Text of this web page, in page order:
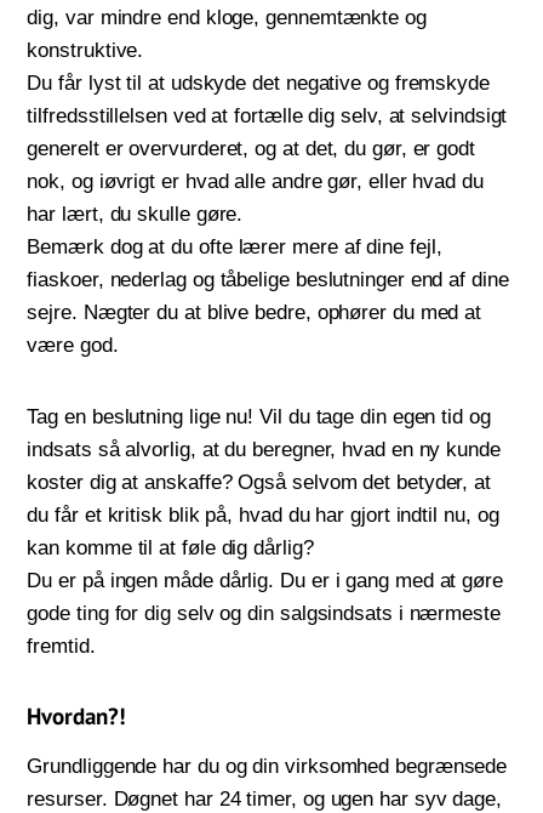
dig, var mindre end kloge, gennemtænkte og
konstruktive.
Du får lyst til at udskyde det negative og fremskyde
tilfredsstillelsen ved at fortælle dig selv, at selvindsigt
generelt er overvurderet, og at det, du gør, er godt
nok, og iøvrigt er hvad alle andre gør, eller hvad du
har lært, du skulle gøre.
Bemærk dog at du ofte lærer mere af dine fejl,
fiaskoer, nederlag og tåbelige beslutninger end af dine
sejre. Nægter du at blive bedre, ophører du med at
være god.
Tag en beslutning lige nu! Vil du tage din egen tid og
indsats så alvorlig, at du beregner, hvad en ny kunde
koster dig at anskaffe? Også selvom det betyder, at
du får et kritisk blik på, hvad du har gjort indtil nu, og
kan komme til at føle dig dårlig?
Du er på ingen måde dårlig. Du er i gang med at gøre
gode ting for dig selv og din salgsindsats i nærmeste
fremtid.
Hvordan?!
Grundliggende har du og din virksomhed begrænsede
resurser. Døgnet har 24 timer, og ugen har syv dage,